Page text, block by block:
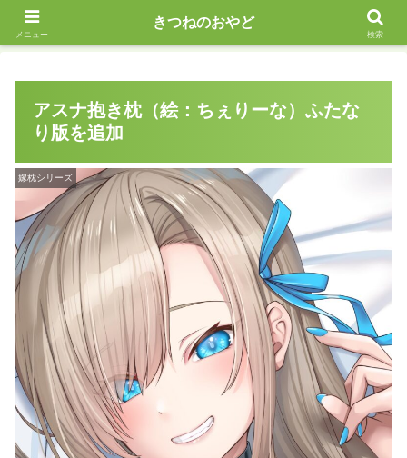
えっちな抱き枕作ってます
アスナ抱き枕（絵：ちぇりーな）ふたな
り版を追加
嫁枕シリーズ
メニュー
きつねのおやど
検索